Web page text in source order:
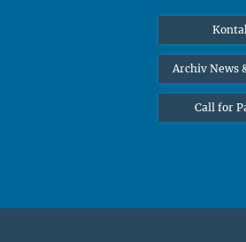
Archiv News
Call for